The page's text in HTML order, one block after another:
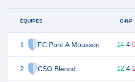
ÉQUIPES
1 FC Pont A Mousson
2 CSO Blenod
G-N-P
46 14-4-0
12-4-2